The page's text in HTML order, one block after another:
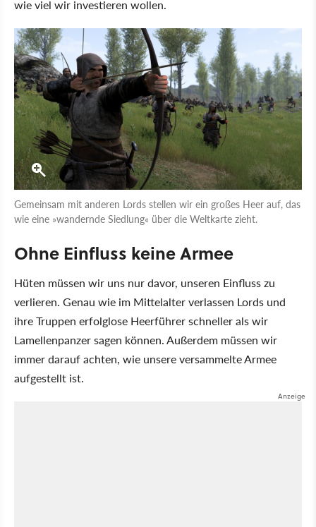
wie viel wir investieren wollen.
Gemeinsam mit anderen Lords stellen wir ein großes Heer auf, das
wie eine »wandernde Siedlung« über die Weltkarte zieht.
Ohne Einfluss keine Armee
Hüten müssen wir uns nur davor, unseren Einfluss zu
verlieren. Genau wie im Mittelalter verlassen Lords und
ihre Truppen erfolglose Heerführer schneller als wir
Lamellenpanzer sagen können. Außerdem müssen wir
immer darauf achten, wie unsere versammelte Armee
aufgestellt ist.